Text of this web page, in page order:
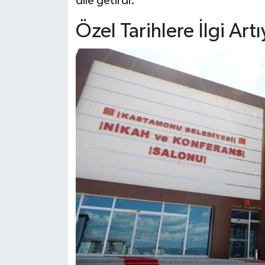
Özel Tarihlere İlgi